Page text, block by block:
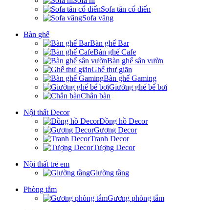
Sofa tân cổ điển
Sofa văng
Bàn ghế
Bàn ghế Bar
Bàn ghế Cafe
Bàn ghế sân vườn
Ghế thư giãn
Bàn ghế Gaming
Giường ghế bể bơi
Chân bàn
Nội thất Decor
Đồng hồ Decor
Gương Decor
Tranh Decor
Tượng Decor
Nội thất trẻ em
Giường tầng
Phòng tắm
Gương phòng tắm